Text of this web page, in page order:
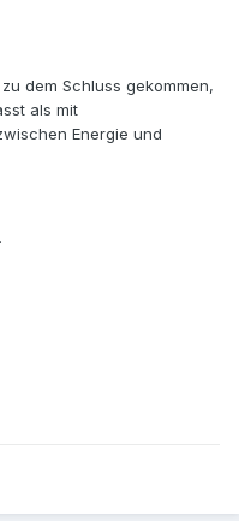
dem Schluss gekommen,
als mit
Energie und